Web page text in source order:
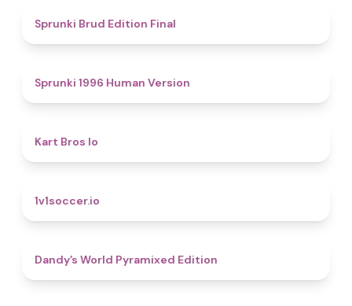
Sprunki Brud Edition Final
Sprunki 1996 Human Version
Kart Bros Io
1v1soccer.io
Dandy’s World Pyramixed Edition